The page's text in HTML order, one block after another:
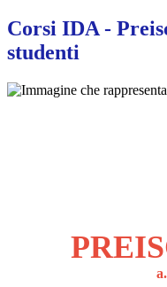
Corsi IDA -
studenti